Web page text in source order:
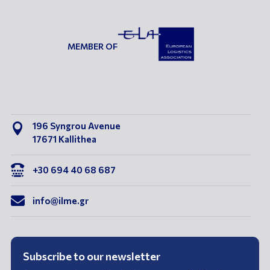
MEMBER OF

196 Syngrou Avenue
17671 Kallithea
 +30 694 40 68 687
 info@ilme.gr
Subscribe to our newsletter